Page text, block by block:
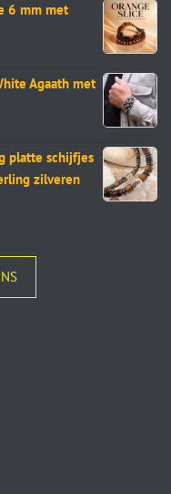
6 mm met
Agaath met
platte schijfjes
zilveren